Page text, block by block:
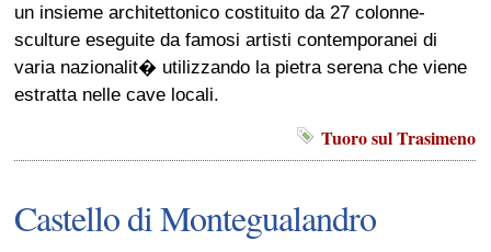
un insieme architettonico costituito da 27 colonne-
sculture eseguite da famosi artisti contemporanei di
varia nazionalit� utilizzando la pietra serena che viene
estratta nelle cave locali.
Tuoro sul Trasimeno
Castello di Montegualandro